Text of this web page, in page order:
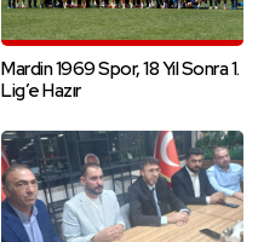
Mardin 1969 Spor, 18 Yıl Sonra 1.
Lig’e Hazır